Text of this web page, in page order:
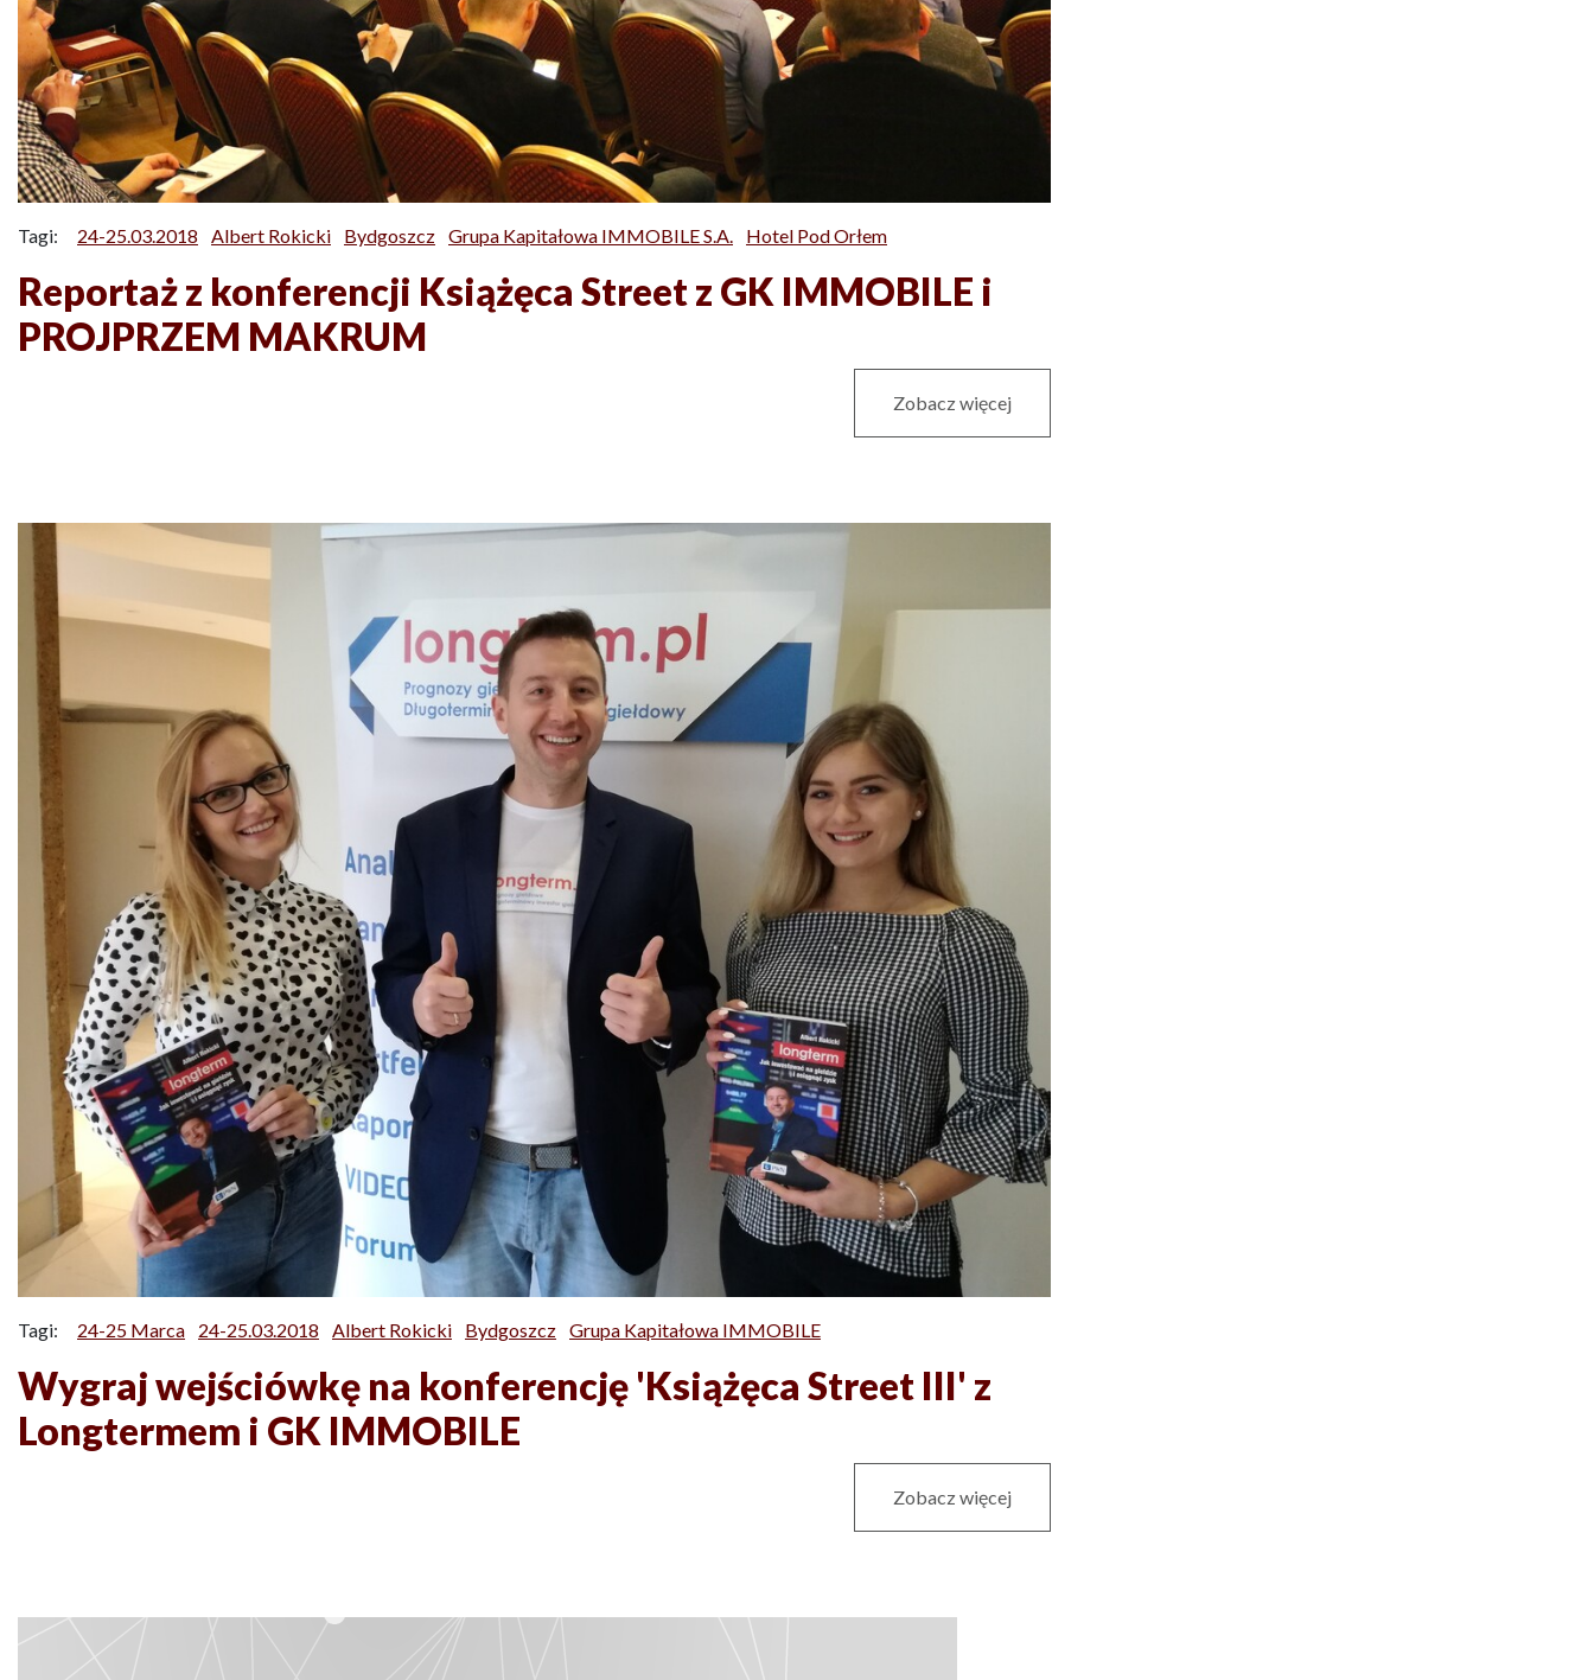
Tagi: 24-25.03.2018 Albert Rokicki Bydgoszcz Grupa Kapitałowa IMMOBILE S.A. Hotel Pod Orłem
Reportaż z konferencji Książęca Street z GK IMMOBILE i
PROJPRZEM MAKRUM
Zobacz więcej
Tagi: 24-25 Marca 24-25.03.2018 Albert Rokicki Bydgoszcz Grupa Kapitałowa IMMOBILE
Wygraj wejściówkę na konferencję 'Książęca Street III' z
Longtermem i GK IMMOBILE
Zobacz więcej